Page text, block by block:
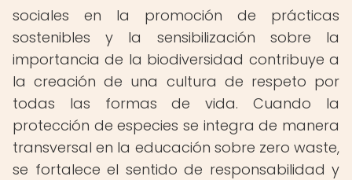
sociales en la promoción de prácticas
sostenibles y la sensibilización sobre la
importancia de la biodiversidad contribuye a
la creación de una cultura de respeto por
todas las formas de vida. Cuando la
protección de especies se integra de manera
transversal en la educación sobre zero waste,
se fortalece el sentido de responsabilidad y